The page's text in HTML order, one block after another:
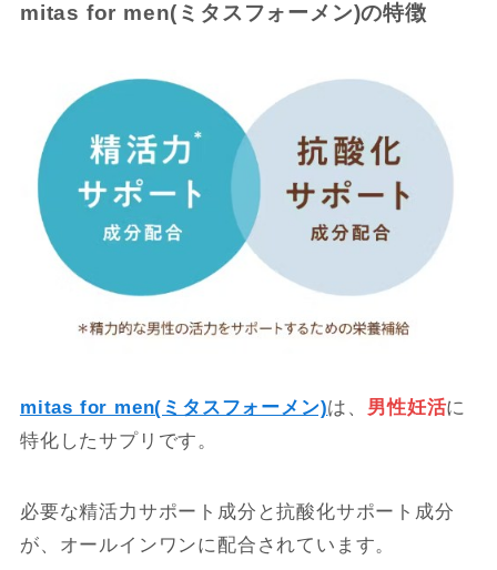
mitas for men(ミタスフォーメン)の特徴
mitas for men(ミタスフォーメン)は、 男性妊活に
特化したサプリです。
必要な精活力サポート成分と抗酸化サポート成分
が、オールインワンに配合されています。